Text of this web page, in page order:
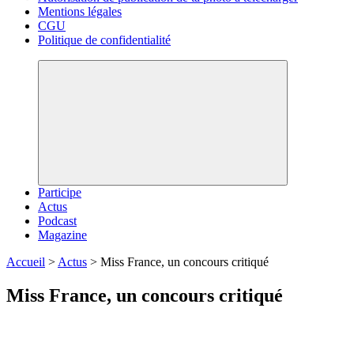
Mentions légales
CGU
Politique de confidentialité
Participe
Actus
Podcast
Magazine
Accueil > Actus > Miss France, un concours critiqué
Miss France, un concours critiqué